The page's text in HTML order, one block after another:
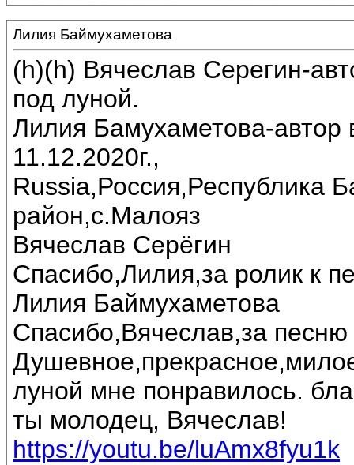
Лилия Баймухаметова
(h)(h) Вячеслав Серегин-
под луной.
Лилия Бамухаметова-автор
11.12.2020г.,
Russia,Россия,Республика
район,с.Малояз
Вячеслав Серёгин
Спасибо,Лилия,за ролик к
Лилия Баймухаметова
Спасибо,Вячеслав,за песню
луной мне понравилось.
ты молодец, Вячеслав!
https://youtu.be/luAmx8fyu1k